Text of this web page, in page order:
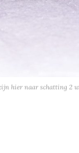
hier naar schatting 2